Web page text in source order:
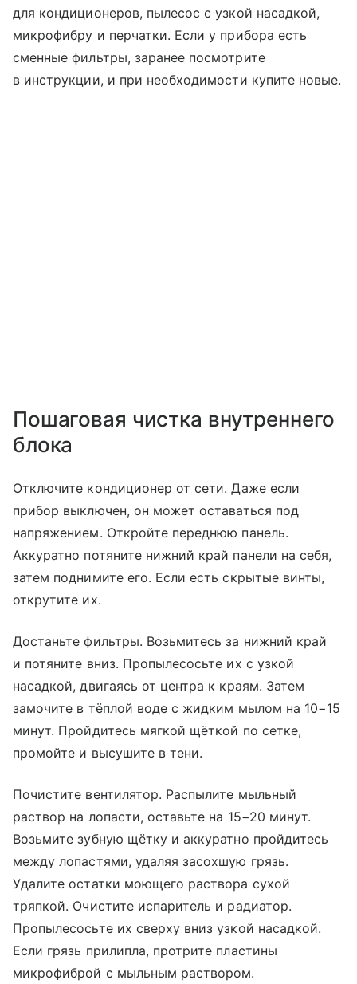
для кондиционеров, пылесос с узкой насадкой,
микрофибру и перчатки. Если у прибора есть
сменные фильтры, заранее посмотрите
в инструкции, и при необходимости купите новые.
Пошаговая чистка внутреннего
блока
Отключите кондиционер от сети. Даже если
прибор выключен, он может оставаться под
напряжением. Откройте переднюю панель.
Аккуратно потяните нижний край панели на себя,
затем поднимите его. Если есть скрытые винты,
открутите их.
Достаньте фильтры. Возьмитесь за нижний край
и потяните вниз. Пропылесосьте их с узкой
насадкой, двигаясь от центра к краям. Затем
замочите в тёплой воде с жидким мылом на 10−15
минут. Пройдитесь мягкой щёткой по сетке,
промойте и высушите в тени.
Почистите вентилятор. Распылите мыльный
раствор на лопасти, оставьте на 15−20 минут.
Возьмите зубную щётку и аккуратно пройдитесь
между лопастями, удаляя засохшую грязь.
Удалите остатки моющего раствора сухой
тряпкой. Очистите испаритель и радиатор.
Пропылесосьте их сверху вниз узкой насадкой.
Если грязь прилипла, протрите пластины
микрофиброй с мыльным раствором.